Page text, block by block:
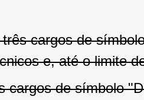
cargos de
e, até o limite
cargos de símbolo